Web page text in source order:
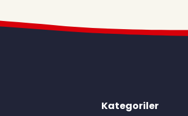
Kategoriler